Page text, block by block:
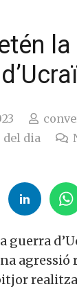
del dia
guerra